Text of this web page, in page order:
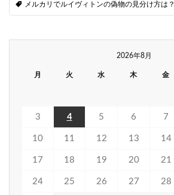
メルカリでルイヴィトンの偽物の見分け方は？
2026年8月
月 火 水 木 金
3 4 5 6 7
10 11 12 13 14
17 18 19 20 21
24 25 26 27 28